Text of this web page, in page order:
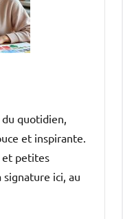
quotidien,
et inspirante.
et petites
ici, au